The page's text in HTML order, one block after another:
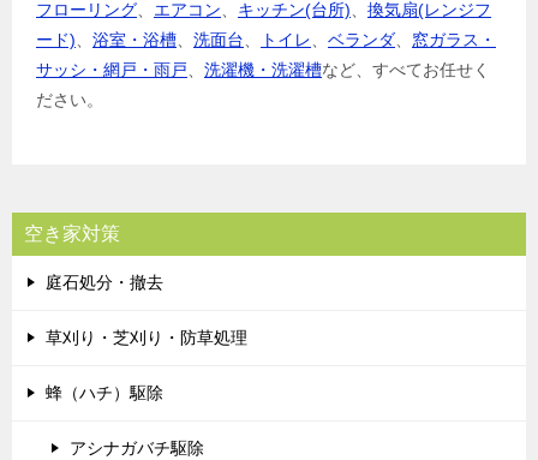
フローリング、 エアコン、 キッチン(台所)、 換気扇(レンジフ
ード)、 浴室・浴槽、 洗面台、 トイレ、 ベランダ、 窓ガラス・
サッシ・網戸・雨戸、 洗濯機・洗濯槽など、すべてお任せく
ださい。
空き家対策
庭石処分・撤去
草刈り・芝刈り・防草処理
蜂（ハチ）駆除
アシナガバチ駆除